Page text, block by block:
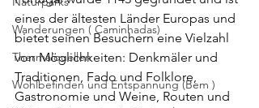
Wanderungen ( Caminhadas)
Thermalquellen
Wohlbefinden und Entspannung (Bem )
eines der ältesten Länder Europas und
bietet seinen Besuchern eine Vielzahl
von Möglichkeiten: Denkmäler und
Traditionen, Fado und Folklore,
Gastronomie und Weine, Routen und